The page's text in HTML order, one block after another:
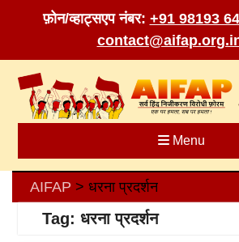
फ़ोन/व्हाट्सएप नंबर: +91 98193
content
Menu
AIFAP > धरना प्रदर्शन
Tag: धरना प्रदर्शन